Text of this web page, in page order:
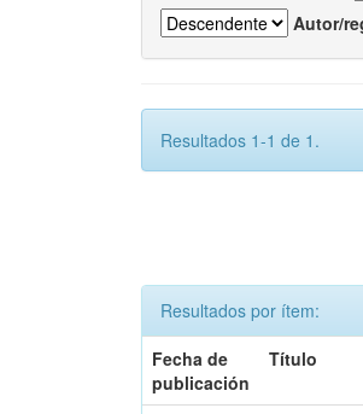
Autor/
Resultados 1-1 de 1.
Resultados por ítem:
Fecha de
publicación
Título